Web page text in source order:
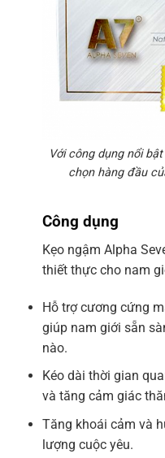
Với công dụng nổi
chọn hàng đầu
Công dụng
Kẹo ngậm Alpha
thiết thực cho nam
Hỗ trợ cương cứng
giúp nam giới sẵn
nào.
Kéo dài thời gian
và tăng cảm giác
Tăng khoái cảm và
lượng cuộc yêu.